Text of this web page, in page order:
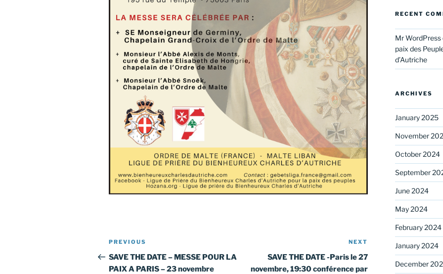
Post
navigation
Previous
Post
PREVIOUS
SAVE THE DATE – MESSE POUR LA
PAIX A PARIS – 23 novembre
Post
NEXT
SAVE THE DATE -Paris le 27
novembre, 19:30 conférence par
RECENT
Mr WordPress
paix des
d’Autriche
ARCHIVES
January 2025
November
October 2024
September
June 2024
May 2024
February 2024
January 2024
December